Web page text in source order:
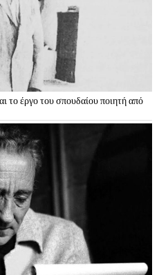
το έργο του σπουδαίου ποιητή από